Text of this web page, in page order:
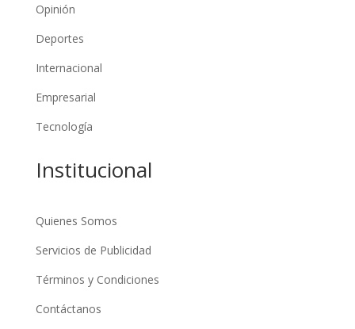
Opinión
Deportes
Internacional
Empresarial
Tecnología
Institucional
Quienes Somos
Servicios de Publicidad
Términos y Condiciones
Contáctanos